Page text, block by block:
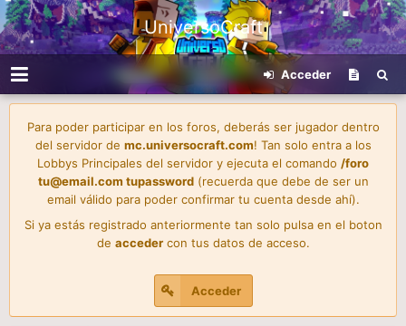
UniversoCraft
Acceder
Para poder participar en los foros, deberás ser jugador dentro
del servidor de mc.universocraft.com! Tan solo entra a los
Lobbys Principales del servidor y ejecuta el comando /foro
tu@email.com tupassword(recuerda que debe de ser un
email válido para poder confirmar tu cuenta desde ahí).
Si ya estás registrado anteriormente tan solo pulsa en el boton
de accedercon tus datos de acceso.
Acceder